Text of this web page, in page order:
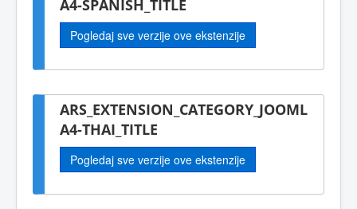
A4-SPANISH_TITLE
Pogledaj sve verzije ove ekstenzije
ARS_EXTENSION_CATEGORY_JOOML
A4-THAI_TITLE
Pogledaj sve verzije ove ekstenzije